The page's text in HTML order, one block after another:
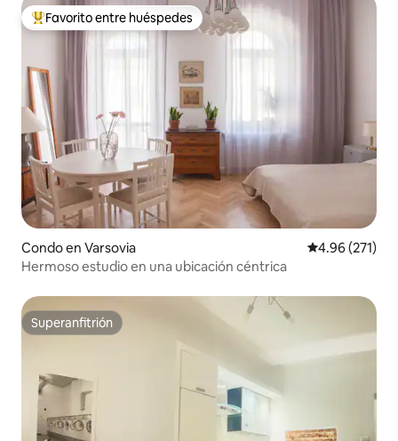
Favorito entre huéspedes preferido
Favorito entre huéspedes
Condo en Varsovia Calificación
4.96 (271)
Hermoso estudio en una ubicación céntrica
Superanfitrión
Superanfitrión